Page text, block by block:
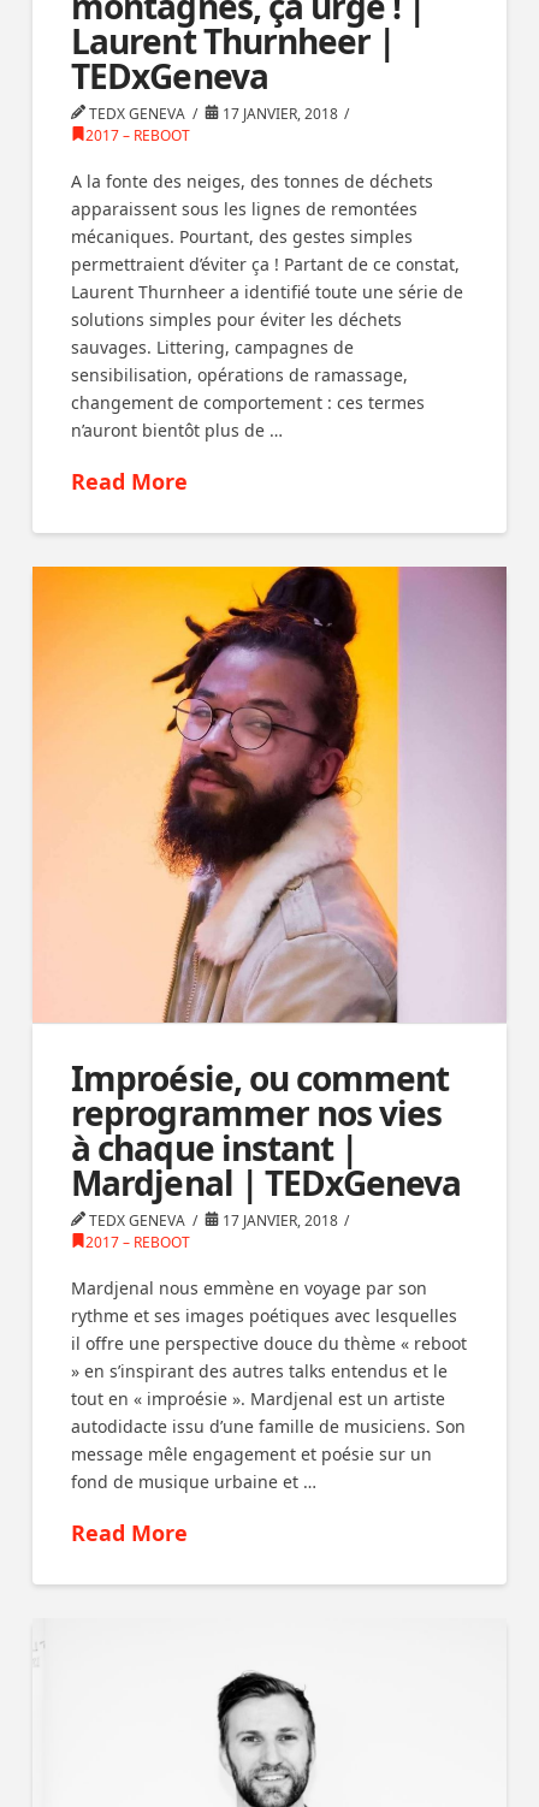
Laurent Thurnheer |
TEDxGeneva
TEDX GENEVA
17 JANVIER, 2018
2017 – REBOOT
A la fonte des neiges, des tonnes de déchets
apparaissent sous les lignes de remontées
mécaniques. Pourtant, des gestes simples
permettraient d’éviter ça ! Partant de ce constat,
Laurent Thurnheer a identifié toute une série de
solutions simples pour éviter les déchets
sauvages. Littering, campagnes de
sensibilisation, opérations de ramassage,
changement de comportement : ces termes
n’auront bientôt plus de …
Read More
Improésie, ou comment
reprogrammer nos vies
à chaque instant |
Mardjenal | TEDxGeneva
TEDX GENEVA
17 JANVIER, 2018
2017 – REBOOT
Mardjenal nous emmène en voyage par son
rythme et ses images poétiques avec lesquelles
il offre une perspective douce du thème « reboot
» en s’inspirant des autres talks entendus et le
tout en « improésie ». Mardjenal est un artiste
autodidacte issu d’une famille de musiciens. Son
message mêle engagement et poésie sur un
fond de musique urbaine et …
Read More